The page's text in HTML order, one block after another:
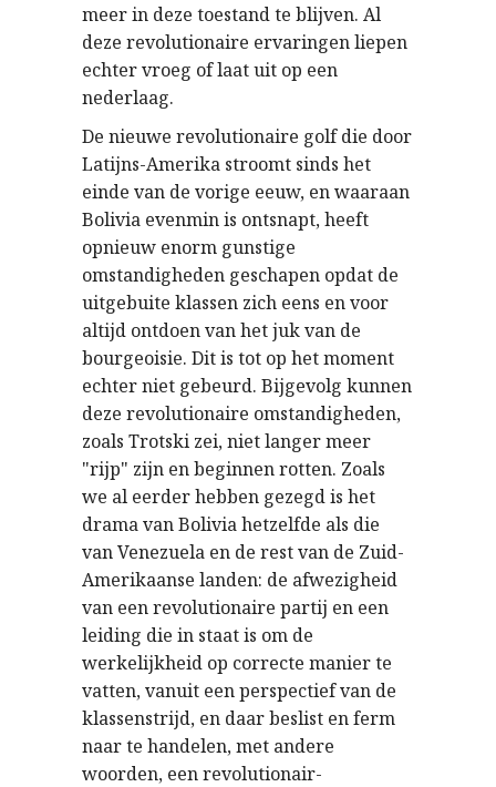
meer in deze toestand te blijven. Al
deze revolutionaire ervaringen liepen
echter vroeg of laat uit op een
nederlaag.
De nieuwe revolutionaire golf die door
Latijns-Amerika stroomt sinds het
einde van de vorige eeuw, en waaraan
Bolivia evenmin is ontsnapt, heeft
opnieuw enorm gunstige
omstandigheden geschapen opdat de
uitgebuite klassen zich eens en voor
altijd ontdoen van het juk van de
bourgeoisie. Dit is tot op het moment
echter niet gebeurd. Bijgevolg kunnen
deze revolutionaire omstandigheden,
zoals Trotski zei, niet langer meer
"rijp" zijn en beginnen rotten. Zoals
we al eerder hebben gezegd is het
drama van Bolivia hetzelfde als die
van Venezuela en de rest van de Zuid-
Amerikaanse landen: de afwezigheid
van een revolutionaire partij en een
leiding die in staat is om de
werkelijkheid op correcte manier te
vatten, vanuit een perspectief van de
klassenstrijd, en daar beslist en ferm
naar te handelen, met andere
woorden, een revolutionair-